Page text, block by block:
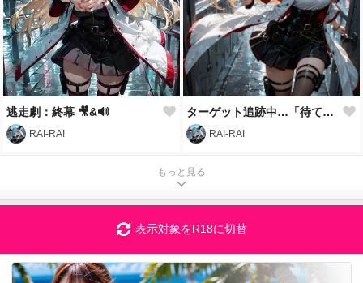
逃走劇：終幕 🎥&🔊
RAI-RAI
ターゲット追跡中…「待て！」
RAI-RAI
もっと見る
表示対象をR18に切替